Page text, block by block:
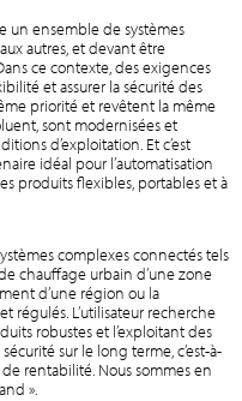
un ensemble de systèmes
autres, et devant être
ce contexte, des exigences
et assurer la sécurité des
priorité et revêtent la même
sont modernisées et
d’exploitation. Et c’est
idéal pour l’automatisation
produits flexibles, portables et à
complexes connectés tels
chauffage urbain d’une zone
d’une région ou la
régulés. L’utilisateur recherche
robustes et l’exploitant des
sur le long terme, c’est-à-
rentabilité. Nous sommes en
».